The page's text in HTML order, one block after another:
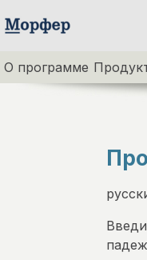
О программе